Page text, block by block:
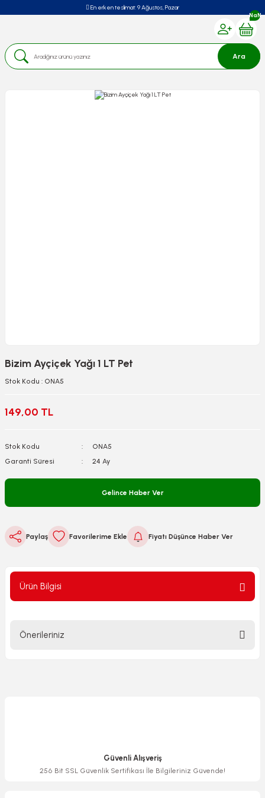
En erken teslimat: 9 Ağustos, Pazar
Ara
NaN
Bizim Ayçiçek Yağı 1 LT Pet
Stok Kodu : ONA5
149,00 TL
Stok Kodu
ONA5
Garanti Süresi
24 Ay
Gelince Haber Ver
Paylaş Fiyatı Düşünce Haber Ver
Ürün Bilgisi
Önerileriniz
Ürün bilgilerinde hatalar bulunuyor.
Güvenli Alışveriş
256 Bit SSL Güvenlik Sertifikası İle Bilgileriniz Güvende!